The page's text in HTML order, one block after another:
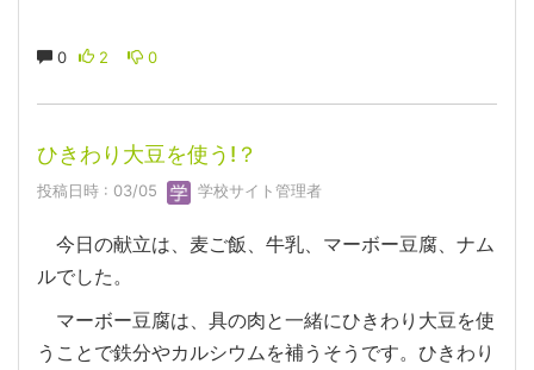
0 2 0
ひきわり大豆を使う!？
投稿日時 : 03/05 学校サイト管理者
今日の献立は、麦ご飯、牛乳、マーボー豆腐、ナム
ルでした。
マーボー豆腐は、具の肉と一緒にひきわり大豆を使
うことで鉄分やカルシウムを補うそうです。ひきわり